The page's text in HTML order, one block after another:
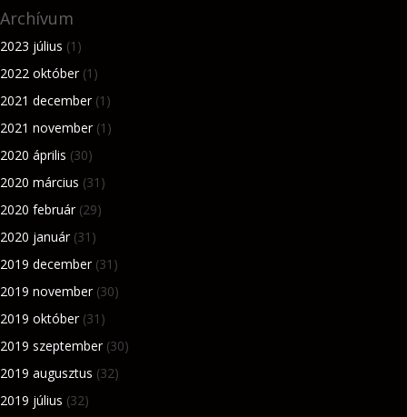
Archívum
2023 július (1)
2022 október(1)
2021 december(1)
2021 november(1)
2020 április (30)
2020 március (31)
2020 február(29)
2020 január(31)
2019 december(31)
2019 november(30)
2019 október(31)
2019 szeptember(30)
2019 augusztus (32)
2019 július (32)